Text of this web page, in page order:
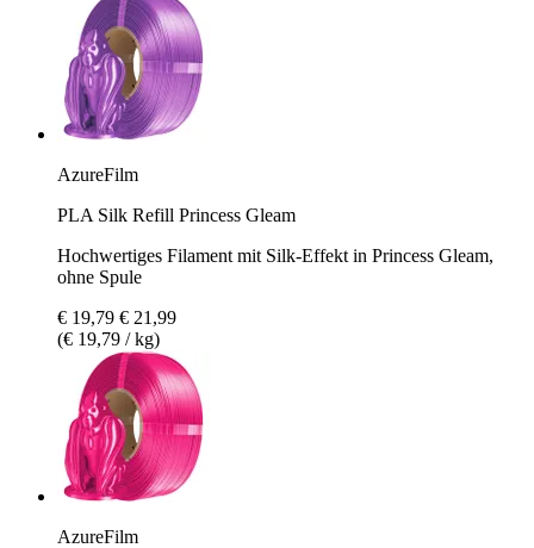
AzureFilm
PLA Silk Refill Princess Gleam
Hochwertiges Filament mit Silk-Effekt in Princess Gleam,
ohne Spule
€ 19,79 € 21,99
(€ 19,79 / kg)
AzureFilm